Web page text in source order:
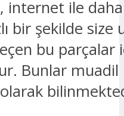
internet ile
bir şekilde size
bu parçalar
Bunlar muadil